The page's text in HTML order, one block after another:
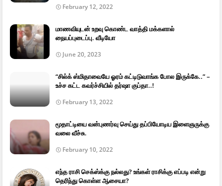
February 12, 2022
மாணவியுடன் உறவு கொண்ட வாத்தி மக்களால்
நையப்புடைப்பு. வீடியோ
June 20, 2023
“சில்க் ஸ்மிதாவையே ஓரம் கட்டிடுவாங்க போல இருக்கே..” –
உச்ச கட்ட கவர்ச்சியில் தர்ஷா குப்தா..!
February 13, 2022
மூதாட்டியை வன்புணர்வு செய்து தப்பியோடிய இளைஞருக்கு
வலை வீச்சு.
February 10, 2022
எந்த ராசி செக்ஸ்க்கு நல்லது? உங்கள் ராசிக்கு எப்படி என்று
தெரிந்து கொள்ள ஆசையா?